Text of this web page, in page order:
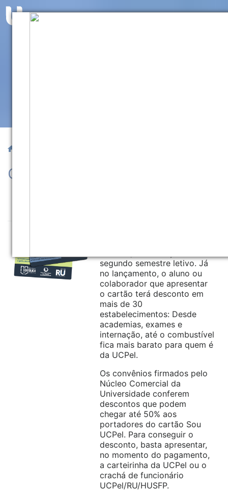
Cartão Sou UCPel
segundo semestre letivo. Já
no lançamento, o aluno ou
colaborador que apresentar
o cartão terá desconto em
mais de 30
estabelecimentos: Desde
academias, exames e
internação, até o combustível
fica mais barato para quem é
da UCPel.
Os convênios firmados pelo
Núcleo Comercial da
Universidade conferem
descontos que podem
chegar até 50% aos
portadores do cartão Sou
UCPel. Para conseguir o
desconto, basta apresentar,
no momento do pagamento,
a carteirinha da UCPel ou o
crachá de funcionário
UCPel/RU/HUSFP.